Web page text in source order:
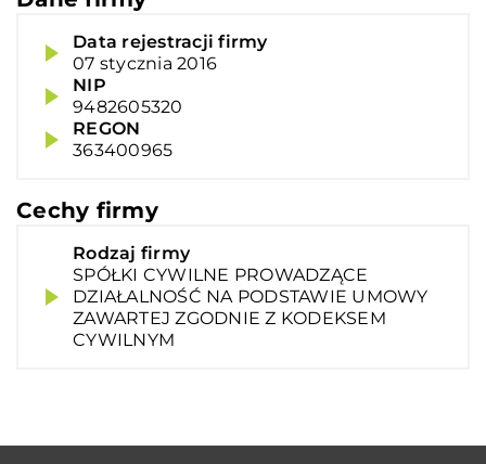
Data rejestracji firmy
07 stycznia 2016
NIP
9482605320
REGON
363400965
Cechy firmy
Rodzaj firmy
SPÓŁKI CYWILNE PROWADZĄCE
DZIAŁALNOŚĆ NA PODSTAWIE UMOWY
ZAWARTEJ ZGODNIE Z KODEKSEM
CYWILNYM